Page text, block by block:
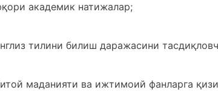
академик натижалар;
тилини билиш даражасини
маданияти ва ижтимоий фанларга